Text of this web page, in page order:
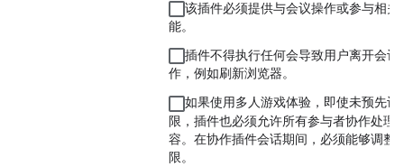
该插件必须提供与会议操作或参与相关
能。
插件不得执行任何会导致用户离开会议
作，例如刷新浏览器。
如果使用多人游戏体验，即使未预先设
限，插件也必须允许所有参与者协作处理
容。在协作插件会话期间，必须能够调整
限。